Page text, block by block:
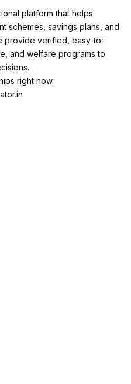
platform that helps
schemes, savings plans, and
provide verified, easy-to-
and welfare programs to
right now.